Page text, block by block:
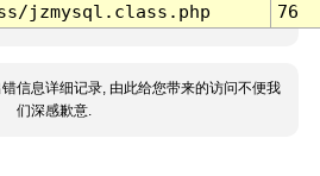
jzmysql.class.php 76
信息详细记录, 由此给您带来的访问不便我
们深感歉意.